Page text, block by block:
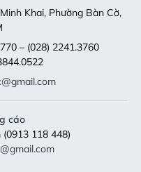
Khai, Phường Bàn Cờ,
– (028) 2241.3760
cáo
(0913 118 448)